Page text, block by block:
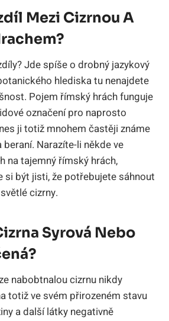
Mezi Cizrnou A
Jde spíše o drobný jazykový
hlediska tu nenajdete
Pojem římský hrách funguje
označení pro naprosto
ji totiž mnohem častěji známe
Narazíte-li někde ve
na tajemný římský hrách,
si být jisti, že potřebujete sáhnout
cizrny.
Syrová Nebo
nabobtnalou cizrnu nikdy
totiž ve svém přirozeném stavu
a další látky negativně